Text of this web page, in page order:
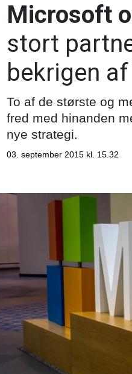
Microsoft
stort
bekrigen
To af de største og
fred med hinanden
nye strategi.
03. september 2015 kl. 15.32